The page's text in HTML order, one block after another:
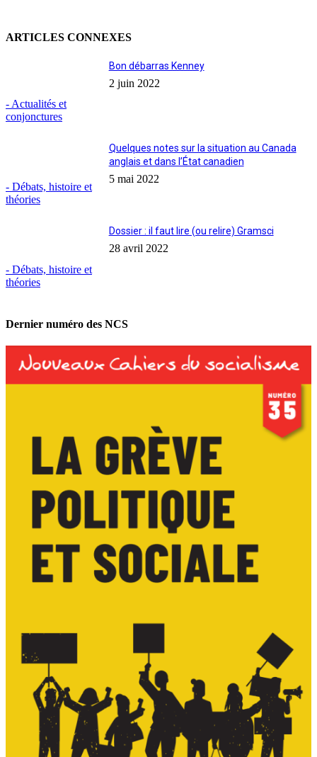
ARTICLES CONNEXES
- Actualités et
conjonctures
Bon débarras Kenney
2 juin 2022
- Débats, histoire et
théories
Quelques notes sur la situation au Canada
anglais et dans l’État canadien
5 mai 2022
- Débats, histoire et
théories
Dossier : il faut lire (ou relire) Gramsci
28 avril 2022
Dernier numéro des NCS